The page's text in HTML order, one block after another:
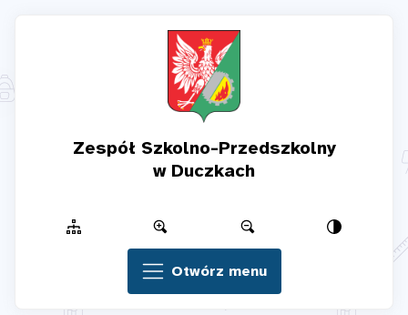
Zespół Szkolno-Przedszkolny
w Duczkach
Otwórz menu